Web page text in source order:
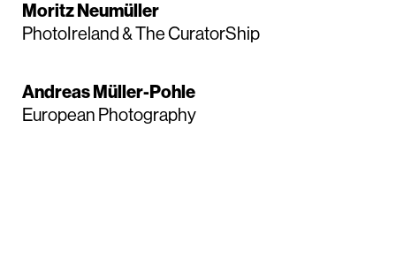
Moritz Neumüller
PhotoIreland & The CuratorShip
Andreas Müller-Pohle
European Photography